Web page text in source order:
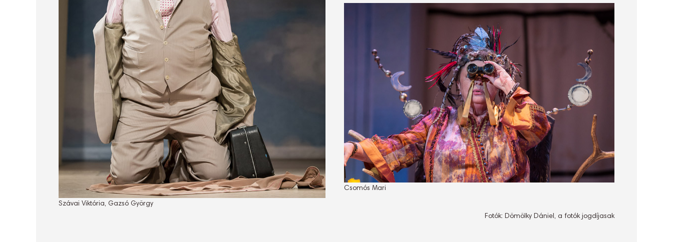
Szávai Viktória, Gazsó György
Csomós Mari
Fotók: Dömölky Dániel, a fotók jogdíjasak